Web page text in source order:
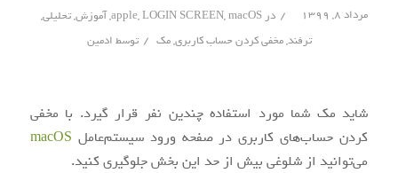
مرداد ۸, ۱۳۹۹ / در apple,LOGIN SCREEN,macOS
,آموزش,تحلیلی,
ترفند,مخفی کردن حساب کاربری,مک / توسط ادمین
شاید مک شما مورد استفاده چندین نفر قرار گیرد. با مخفی
کردن حساب‌های کاربری در صفحه ورود سیستم‌عامل macOS
می‌توانید از شلوغی بیش از حد این بخش جلوگیری کنید.